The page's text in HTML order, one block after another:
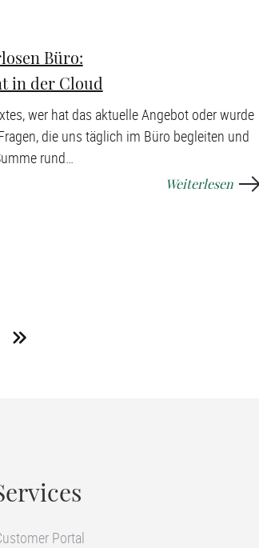
Büro:
in der Cloud
wer hat das aktuelle Angebot oder wurde
die uns täglich im Büro begleiten und
rund…
Weiterlesen
Portal